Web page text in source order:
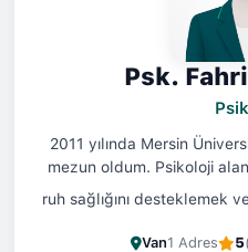
Psk.
2011 yılında Mersin
mezun oldum. Psikoloji
ruh sağlığını desteklemek
Van1 Adres 5